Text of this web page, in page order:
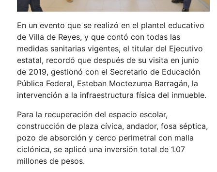
En un evento que se realizó en el plantel educativo
de Villa de Reyes, y que contó con todas las
medidas sanitarias vigentes, el titular del Ejecutivo
estatal, recordó que después de su visita en junio
de 2019, gestionó con el Secretario de Educación
Pública Federal, Esteban Moctezuma Barragán, la
intervención a la infraestructura física del inmueble.
Para la recuperación del espacio escolar,
construcción de plaza cívica, andador, fosa séptica,
pozo de absorción y cerco perimetral con malla
ciclónica, se aplicó una inversión total de 1.07
millones de pesos.